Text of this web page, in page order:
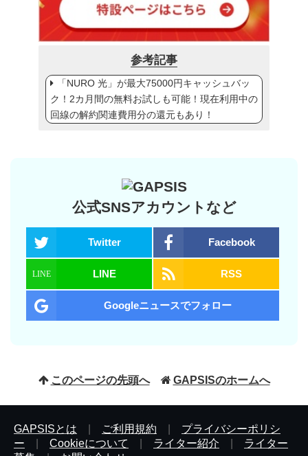
参考記事
「NURO 光」が最大75000円キャッシュバッ
ク！2カ月間の無料お試しも可能！現在利用中の
回線の解約関連費用分の還元もあり！
公式SNSアカウントなど
Twitter Facebook
LINE RSS
Googleニュースでフォロー
このページの先頭へ GAPSISのホームへ
GAPSISとは ご利用規約
プライバシーポリシ
ー
Cookieについて ライター紹介
ライター